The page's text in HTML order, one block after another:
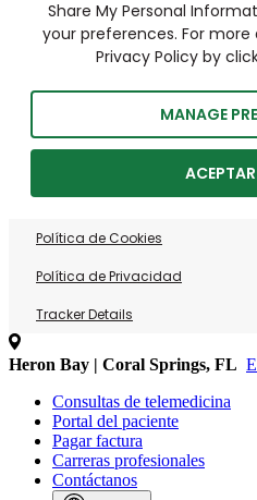
Share My Personal
your preferences. For more
Privacy Policy by
MANAGE
Política de Cookies
Política de Privacidad
Tracker Details
Heron Bay | Coral Springs, FL
Consultas de telemedicina
Portal del paciente
Pagar factura
Carreras profesionales
Contáctanos